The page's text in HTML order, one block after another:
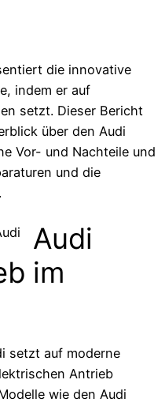
die innovative
indem er auf
setzt. Dieser Bericht
über den Audi
Vor- und Nachteile und
und die
Audi
im
setzt auf moderne
Antrieb
wie den Audi